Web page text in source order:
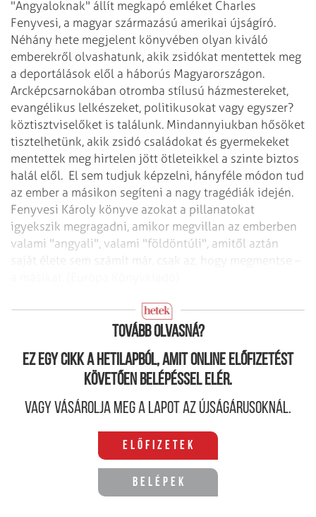
"Angyaloknak" állít megkapó emléket Charles
Fenyvesi, a magyar származású amerikai újságíró.
Néhány hete megjelent könyvében olyan kiváló
emberekről olvashatunk, akik zsidókat mentettek meg
a deportálások elől a háborús Magyarországon.
Arcképcsarnokában otromba stílusú házmestereket,
evangélikus lelkészeket, politikusokat vagy egyszer?
köztisztviselőket is találunk. Mindannyiukban hősöket
tisztelhetünk, akik zsidó családokat és gyermekeket
mentettek meg hirtelen jött ötleteikkel a szinte biztos
halál elől. El sem tudjuk képzelni, hányféle módon tud
az ember a másikon segíteni a nagy tragédiák idején.
Fenyvesi Károly könyve azokat a pillanatokat
igyekszik megragadni, amikor megvillan az emberben
valami "angyali", valami "földöntúli", amitől aztán
saját élete sem számít már, csak az, hogy megmentse –
Hernádi Miklós: Közhelyszótár
Tovább olvasná?
Ez egy cikk a hetilapból, amit online előfizetést
követően belépéssel elér.
Vagy vásárolja meg a lapot az újságárusoknál.
Előfizetek
Belépek